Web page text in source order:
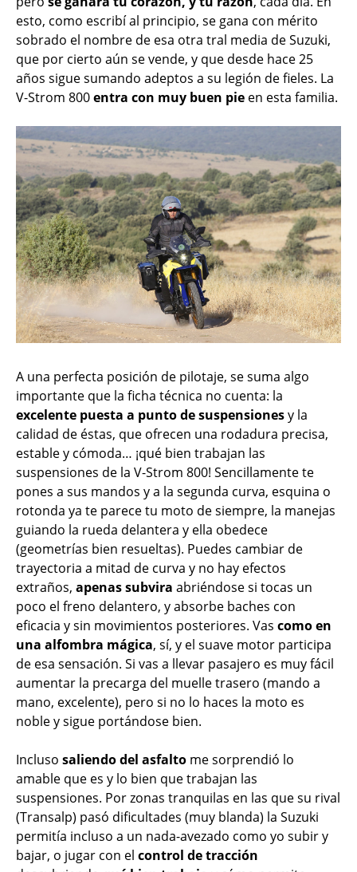
esto, como escribí al principio, se gana con mérito
sobrado el nombre de esa otra tral media de Suzuki,
que por cierto aún se vende, y que desde hace 25
años sigue sumando adeptos a su legión de fieles. La
V-Strom 800entra con muy buen pie en esta familia.
A una perfecta posición de pilotaje, se suma algo
importante que la ficha técnica no cuenta: la
excelente puesta a punto de suspensionesy la
calidad de éstas, que ofrecen una rodadura precisa,
estable y cómoda… ¡qué bien trabajan las
suspensiones de la V-Strom 800! Sencillamente te
pones a sus mandos y a la segunda curva, esquina o
rotonda ya te parece tu moto de siempre, la manejas
guiando la rueda delantera y ella obedece
(geometrías bien resueltas). Puedes cambiar de
trayectoria a mitad de curva y no hay efectos
extraños, apenas subvira abriéndose si tocas un
poco el freno delantero, y absorbe baches con
eficacia y sin movimientos posteriores. Vas como en
una alfombra mágica, sí, y el suave motor participa
de esa sensación. Si vas a llevar pasajero es muy fácil
aumentar la precarga del muelle trasero (mando a
mano, excelente), pero si no lo haces la moto es
noble y sigue portándose bien.
Incluso saliendo del asfalto me sorprendió lo
amable que es y lo bien que trabajan las
suspensiones. Por zonas tranquilas en las que su rival
(Transalp) pasó dificultades (muy blanda) la Suzuki
permitía incluso a un nada-avezado como yo subir y
bajar, o jugar con el control de tracción